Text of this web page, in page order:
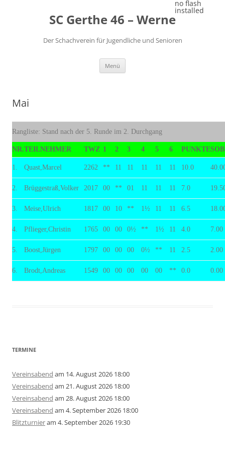
SC Gerthe 46 – Werne
Der Schachverein für Jugendliche und Senioren
Menü
Mai
Rangliste: Stand nach der 5. Runde im 2. Durchgang
NR.TEILNEHMER TWZ 1 2 3 4 5 6 PUNKTE
1. Quast,Marcel 2262 ** 11 11 11 11 11 10.0
2. Brüggestraß,Volker 2017 00 ** 01 11 11 11 7.0
3. Meise,Ulrich 1817 00 10 ** 1½ 11 11 6.5
4. Pflieger,Christin 1765 00 00 0½ ** 1½ 11 4.0 7.00
5. Boost,Jürgen 1797 00 00 00 0½ ** 11 2.5 2.00
6. Brodt,Andreas 1549 00 00 00 00 00 ** 0.0 0.00
TERMINE
Vereinsabend am 14. August 2026 18:00
Vereinsabend am 21. August 2026 18:00
Vereinsabend am 28. August 2026 18:00
Vereinsabend am 4. September 2026 18:00
Blitzturnieram 4. September 2026 19:30
no flash
installed